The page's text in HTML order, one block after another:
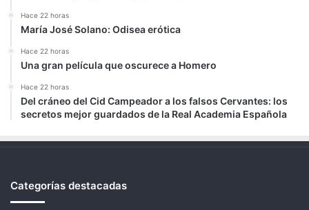
Hace 22 horas
María José Solano: Odisea erótica
Hace 22 horas
Una gran película que oscurece a Homero
Hace 22 horas
Del cráneo del Cid Campeador a los falsos Cervantes: los
secretos mejor guardados de la Real Academia Española
Categorías destacadas